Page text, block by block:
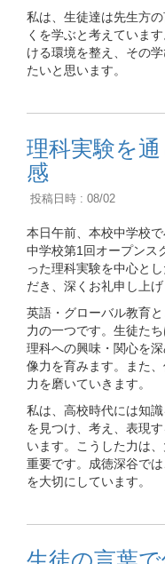
私は、生徒達は先生方
くを学ぶと考えていま
ける環境を整え、その
たいと思います。
理科実験を
感
投稿日時 : 08/02
本日午前、本校中学校
中学校第1回オープンス
った理科実験を中心と
だき、深くお礼申し上げ
英語・グローバル教育
力の一つです。生徒た
理科への興味・関心を
像力を育みます。また
力を磨いていきます。
私は、高校時代には知
を見つけ、考え、表現
います。こうした力は
重要です。成徳深谷で
を大切にしています。